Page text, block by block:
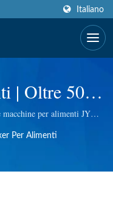
Italiano
| Oltre 50
Macchinari
Di Succo
per alimenti JYU
una tecnologia
tritacarne elettrici,
la migliore qualità.
Per Alimenti